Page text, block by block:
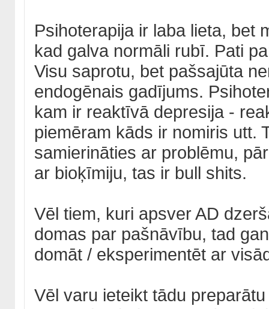
Psihoterapija ir laba lieta, bet
kad galva normāli rubī. Pati
Visu saprotu, bet pašsajūta
endogēnais gadījums.
kam ir reaktīvā depresija -
piemēram kāds ir nomiris utt.
samierināties ar problēmu,
ar bioķīmiju, tas ir bull shits.
Vēl tiem, kuri apsver AD
domas par pašnāvību, tad
domāt / eksperimentēt ar
Vēl varu ieteikt tādu